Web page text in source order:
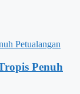
Penuh